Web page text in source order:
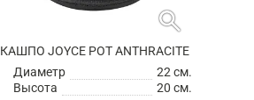
search
КАШПО JOYCE POT ANTHRACITE
Диаметр
22 см.
Высота
20 см.